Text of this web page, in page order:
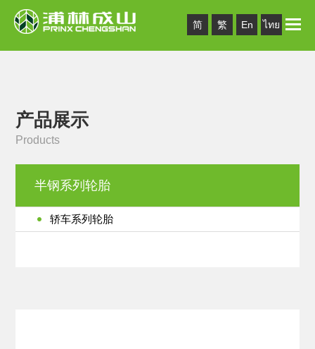
简 繁 En ไทย Toggle
产品展示
Products
半钢系列轮胎
轿车系列轮胎